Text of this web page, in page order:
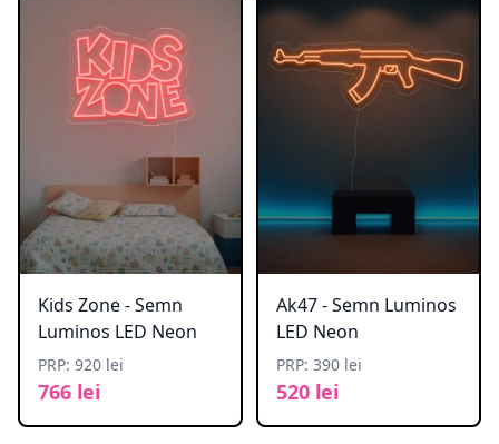
Kids Zone - Semn
Luminos LED Neon
PRP: 920 lei
766 lei
Ak47 - Semn Luminos
LED Neon
PRP: 390 lei
520 lei